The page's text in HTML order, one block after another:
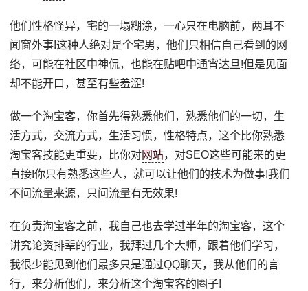
他们性格怪异，宅的一塌糊涂，一心只在电脑前，两耳不
闻窗外事!这种人绝对是个宅男，他们只相信自己看到的网
络，可能在社区中神侃，也能在贴吧中通宵达旦!但是见面
却不能开口，甚至有些羞涩!
做一个淘宝客，你首先得熟悉他们，熟悉他们的一切，生
活方式，交流方式，生活习惯，性格特点，这个比你熟悉
淘宝客技能更重要，比你对网站，对SEO这些可能来的更
直接!你只有熟悉这些人，就可以让他们的技术为做事!我们
不问流量来源，只问流量有无效果!
在负责淘宝客之前，我自己也去学过半年的淘宝客，这个
讲究论资排辈的行业，我拜过几个大师，跟着他们学习，
我很少能见到他们最多只是通过QQ聊天，我从他们的言
行，来分析他们，来分析这个淘宝客的圈子!